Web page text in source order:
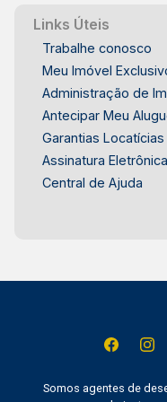
Links Úteis
Trabalhe conosco
Meu Imóvel
Administração de
Antecipar Meu
Garantias Locatícias
Assinatura Eletrônica
Central de Ajuda
Somos agentes de